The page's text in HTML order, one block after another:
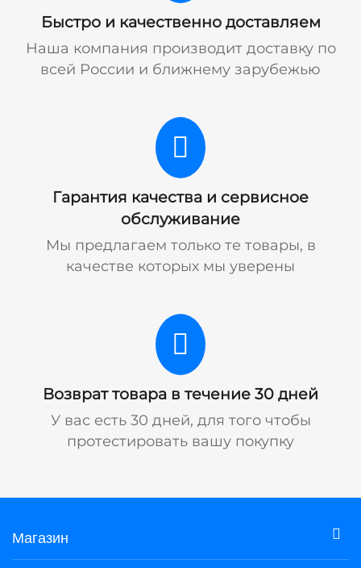
Быстро и качественно доставляем
Наша компания производит доставку по
всей России и ближнему зарубежью
Гарантия качества и сервисное
обслуживание
Мы предлагаем только те товары, в
качестве которых мы уверены
Возврат товара в течение 30 дней
У вас есть 30 дней, для того чтобы
протестировать вашу покупку
Магазин